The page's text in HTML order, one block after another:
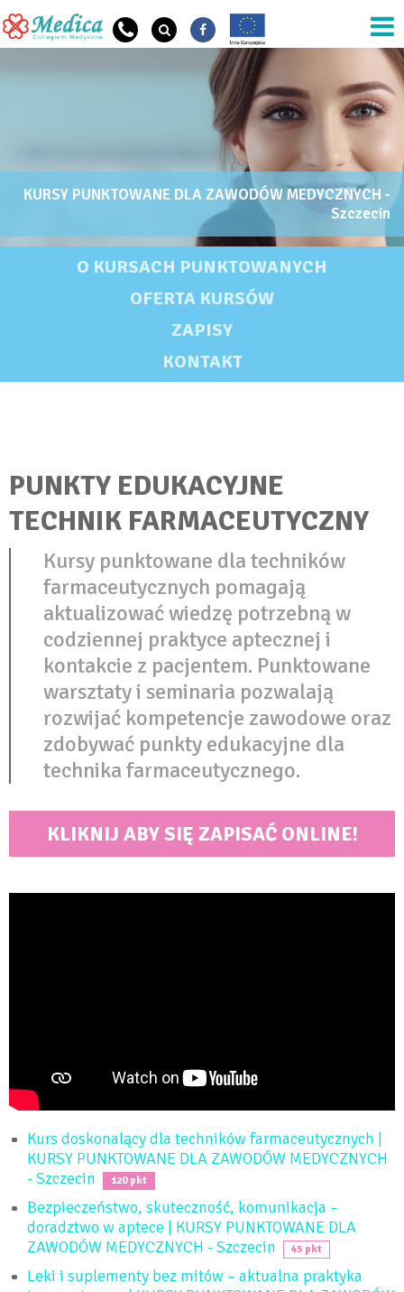
Przejdź do treści
OG Szkoła Nazwa
KURSY PUNKTOWANE DLA ZAWODÓW MEDYCZNYCH -
Szczecin
O KURSACH PUNKTOWANYCH
OFERTA KURSÓW
ZAPISY
KONTAKT
PUNKTY EDUKACYJNE
TECHNIK FARMACEUTYCZNY
Kursy punktowane dla techników
farmaceutycznych pomagają
aktualizować wiedzę potrzebną w
codziennej praktyce aptecznej i
kontakcie z pacjentem. Punktowane
warsztaty i seminaria pozwalają
rozwijać kompetencje zawodowe oraz
zdobywać punkty edukacyjne dla
technika farmaceutycznego.
KLIKNIJ ABY SIĘ ZAPISAĆ ONLINE!
Kurs doskonalący dla techników farmaceutycznych |
KURSY PUNKTOWANE DLA ZAWODÓW MEDYCZNYCH
- Szczecin
120 pkt
Bezpieczeństwo, skuteczność, komunikacja –
doradztwo w aptece | KURSY PUNKTOWANE DLA
ZAWODÓW MEDYCZNYCH - Szczecin
45 pkt
Leki i suplementy bez mitów – aktualna praktyka